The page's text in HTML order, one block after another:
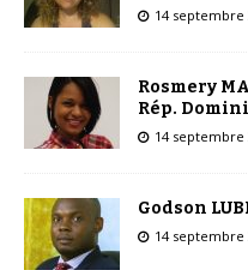
14 septembre
Rosmery
Rép.
14 septembre
Godson
14 septembre